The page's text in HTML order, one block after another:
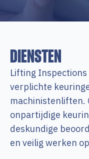
DIENSTEN
Lifting
verplichte
machinistenliften.
onpartijdige
deskundige
en veilig werken